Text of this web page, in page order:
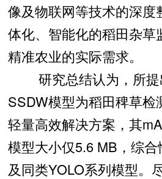
像及物联网等技术的深度
体化、智能化的稻田杂草
精准农业的实际需求。
研究总结认为，所提
SSDW模型为稻田稗草检
轻量高效解决方案，其
模型大小仅5.6 MB，综
及同类YOLO系列模型。